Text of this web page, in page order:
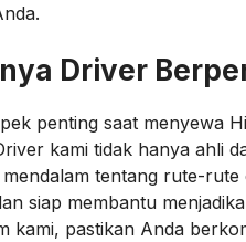
Driver
penting saat menyewa
kami tidak hanya ahli
tentang rute-
siap membantu
kami, pastikan Anda